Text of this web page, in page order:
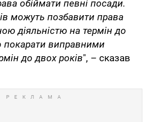
обіймати певні посади.
можуть позбавити права
діяльністю на термін до
покарати виправними
до двох років", – сказав